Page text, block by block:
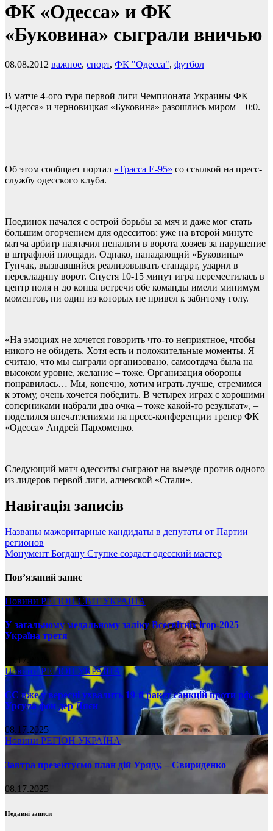
ФК «Одесса» и ФК
«Буковина» сыграли вничью
08.08.2012 важное, спорт, ФК "Одесса", футбол
В матче 4-ого тура первой лиги Чемпионата Украины ФК
«Одесса» и черновицкая «Буковина» разошлись миром – 0:0.
Об этом сообщает портал «Трасса Е-95» со ссылкой на пресс-
службу одесского клуба.
Поединок начался с острой борьбы за мяч и даже мог стать
большим огорчением для одесситов: уже на второй минуте
матча арбитр назначил пенальти в ворота хозяев за нарушение
в штрафной площади. Однако, нападающий «Буковины»
Гунчак, вызвавшийся реализовывать стандарт, ударил в
перекладину ворот. Спустя 10-15 минут игра переместилась в
центр поля и до конца встречи обе команды имели минимум
моментов, ни один из которых не привел к забитому голу.
«На эмоциях не хочется говорить что-то неприятное, чтобы
никого не обидеть. Хотя есть и положительные моменты. Я
считаю, что мы сыграли организовано, самоотдача была на
высоком уровне, желание – тоже. Организация обороны
понравилась… Мы, конечно, хотим играть лучше, стремимся
к этому, очень хочется победить. В четырех играх с хорошими
соперниками набрали два очка – тоже какой-то результат», –
поделился впечатлениями на пресс-конференции тренер ФК
«Одесса» Андрей Пархоменко.
Следующий матч одесситы сыграют на выезде против одного
из лидеров первой лиги, алчевской «Стали».
Навігація записів
Названы мажоритарные кандидаты в депутаты от Партии
регионов
Монумент Богдану Ступке создаст одесский мастер
Пов’язаний запис
Новини РЕГІОНСВІТ УКРАЇНА
У загальному медальному заліку Всесвітніх ігор-2025
Україна третя
08.17.2025
НовиниРЕГІОН УКРАЇНА
ЄС вже у вересні ухвалить 19-й ракет санкцій проти рф, –
Урсула фон дер Ляєн
08.17.2025
Новини РЕГІОН УКРАЇНА
Завтра презентуємо план дій Уряду, – Свириденко
08.17.2025
Недавні записи